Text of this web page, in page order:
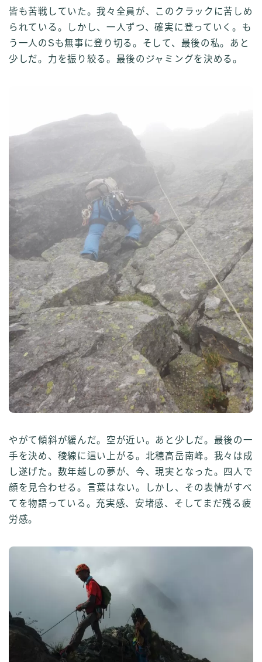
皆も苦戦していた。我々全員が、このクラックに苦しめ
られている。しかし、一人ずつ、確実に登っていく。も
う一人のSも無事に登り切る。そして、最後の私。あと
少しだ。力を振り絞る。最後のジャミングを決める。
やがて傾斜が緩んだ。空が近い。あと少しだ。最後の一
手を決め、稜線に這い上がる。北穂高岳南峰。我々は成
し遂げた。数年越しの夢が、今、現実となった。四人で
顔を見合わせる。言葉はない。しかし、その表情がすべ
てを物語っている。充実感、安堵感、そしてまだ残る疲
労感。